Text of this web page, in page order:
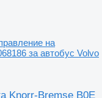
на
за автобус Volvo
Knorr-Bremse B0E